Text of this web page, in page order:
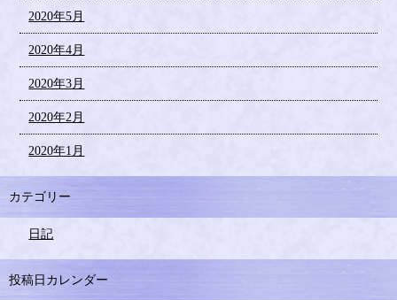
2020年5月
2020年4月
2020年3月
2020年2月
2020年1月
カテゴリー
日記
投稿日カレンダー